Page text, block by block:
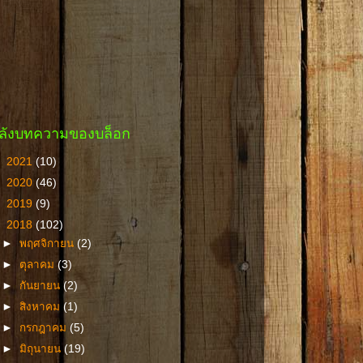
งบทความของบล็อก
2021 (10)
2020 (46)
2019 (9)
2018 (102)
►พฤศจิกายน(2)
► ตุลาคม(3)
► กันยายน(2)
►สิงหาคม(1)
► กรกฎาคม(5)
►มิถุนายน(19)